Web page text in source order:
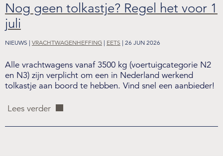
Nog geen tolkastje? Regel het voor 1
juli
NIEUWS | VRACHTWAGENHEFFING | EETS | 26 JUN 2026
Alle vrachtwagens vanaf 3500 kg (voertuigcategorie N2
en N3) zijn verplicht om een in Nederland werkend
tolkastje aan boord te hebben. Vind snel een aanbieder!
Lees verder